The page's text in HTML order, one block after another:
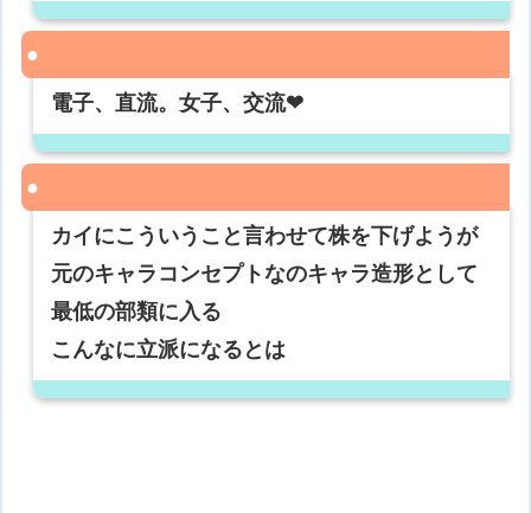
電子、直流。女子、交流❤︎
カイにこういうこと言わせて株を下げようが
元のキャラコンセプトなのキャラ造形として
最低の部類に入る
こんなに立派になるとは